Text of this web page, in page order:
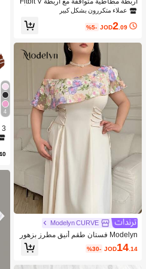
بطة ساعة ذكية من نايلون ناعم ل- Fitbit
عملاء متكررون بشكل كبير
JOD2 .09
%5-
Modelyn CURVE
Modelyn فستان طقم أنيق مطرز بزهور
بخامة إضافية مع ياقة غير متماثلة الحجم
JOD14.14
%30-
4